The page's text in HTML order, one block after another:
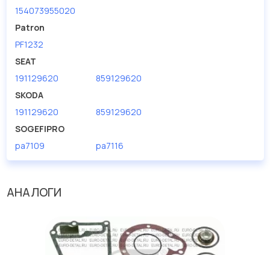
154073955020
Patron
PF1232
SEAT
191129620
859129620
SKODA
191129620
859129620
SOGEFIPRO
pa7109
pa7116
АНАЛОГИ